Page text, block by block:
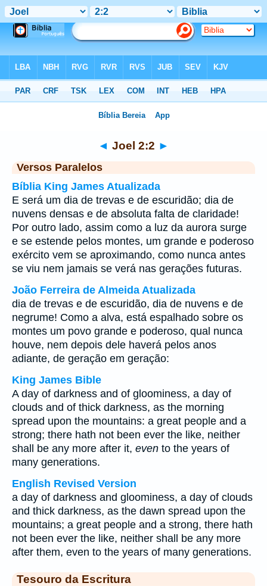
◄ Joel 2:2 ►
Versos Paralelos
Bíblia King James Atualizada
E será um dia de trevas e de escuridão; dia de
nuvens densas e de absoluta falta de claridade!
Por outro lado, assim como a luz da aurora surge
e se estende pelos montes, um grande e poderoso
exército vem se aproximando, como nunca antes
se viu nem jamais se verá nas gerações futuras.
João Ferreira de Almeida Atualizada
dia de trevas e de escuridão, dia de nuvens e de
negrume! Como a alva, está espalhado sobre os
montes um povo grande e poderoso, qual nunca
houve, nem depois dele haverá pelos anos
adiante, de geração em geração:
King James Bible
A day of darkness and of gloominess, a day of
clouds and of thick darkness, as the morning
spread upon the mountains: a great people and a
strong; there hath not been ever the like, neither
shall be any more after it, even to the years of
many generations.
English Revised Version
a day of darkness and gloominess, a day of clouds
and thick darkness, as the dawn spread upon the
mountains; a great people and a strong, there hath
not been ever the like, neither shall be any more
after them, even to the years of many generations.
Tesouro da Escritura